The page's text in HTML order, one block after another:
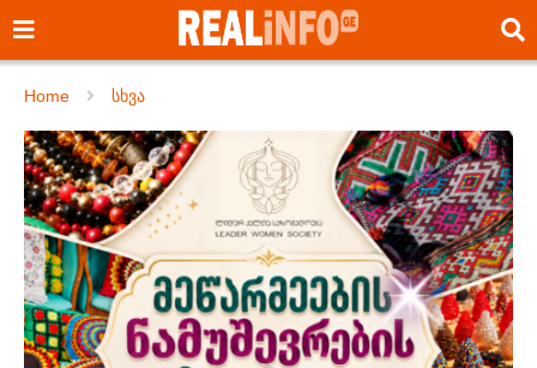
Home სხვა